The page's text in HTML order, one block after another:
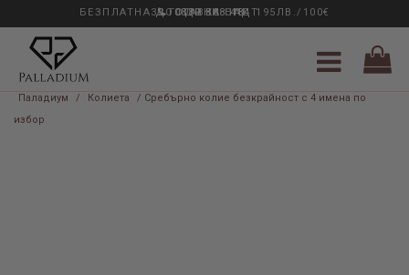
33 ГОДИНИ ОПИТ
БЕЗПЛАТНА ДОСТАВКА НАД 195ЛВ./100€
0889 888 484
Паладиум / Колиета
/ Сребърно колие безкрайност с 4 имена по
избор